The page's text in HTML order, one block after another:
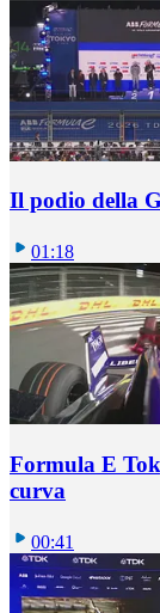
Il podio della
01:18
Formula E
curva
00:41